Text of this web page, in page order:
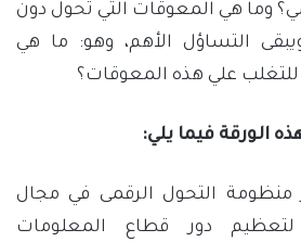
وما هي المعوقات التي تحول دون
التساؤل الأهم، وهو: ما هي
علي هذه المعوقات؟
الورقة فيما يلي:
منظومة التحول الرقمى في مجال
لتعظيم دور قطاع المعلومات